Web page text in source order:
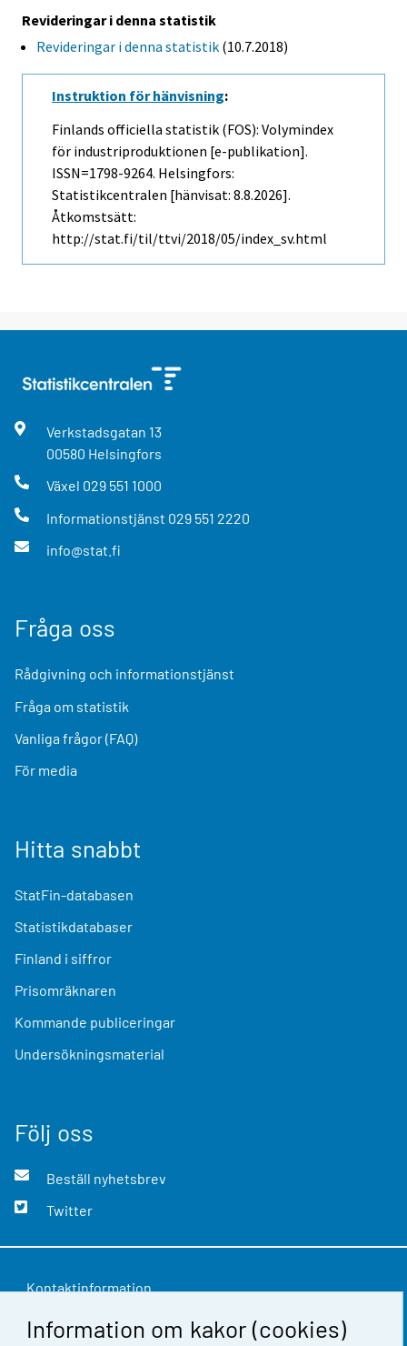
Information om kakor (cookies)
Revideringar i denna statistik
Revideringar i denna statistik (10.7.2018)
Instruktion för hänvisning:
Finlands officiella statistik (FOS): Volymindex
för industriproduktionen [e-publikation].
ISSN=1798-9264. Helsingfors:
Statistikcentralen [hänvisat: 8.8.2026].
Åtkomstsätt:
http://stat.fi/til/ttvi/2018/05/index_sv.html
Verkstadsgatan 13
00580 Helsingfors
Växel 029 551 1000
Informationstjänst 029 551 2220
info@stat.fi
Fråga oss
Rådgivning och informationstjänst
Fråga om statistik
Vanliga frågor (FAQ)
För media
Hitta snabbt
StatFin-databasen
Statistikdatabaser
Finland i siffror
Prisomräknaren
Kommande publiceringar
Undersökningsmaterial
Följ oss
Beställ nyhetsbrev
Twitter
Kontaktinformation
Respons